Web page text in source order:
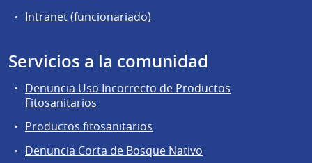
Intranet (funcionariado)
Servicios a la comunidad
Denuncia Uso Incorrecto de Productos
Fitosanitarios
Productos fitosanitarios
Denuncia Corta de Bosque Nativo